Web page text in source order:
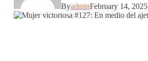
ByadminFebruary 14, 2025